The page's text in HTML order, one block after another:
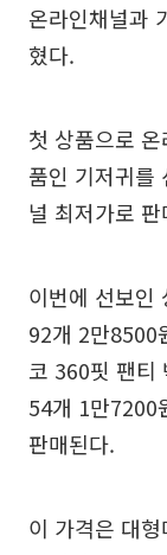
온라인채널과
혔다.
첫 상품으로
품인 기저귀를
널 최저가로
이번에 선보인
92개 2만8500
코 360핏 팬티
54개 1만7200
판매된다.
이 가격은 대